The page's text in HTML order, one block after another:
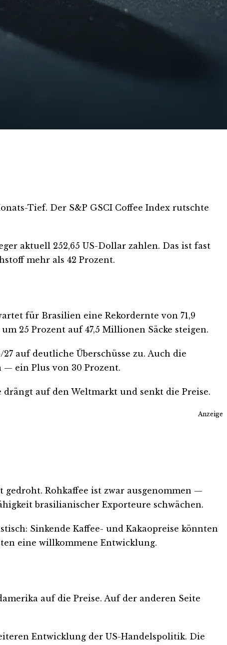
Tief. Der S&P GSCI Coffee Index rutschte
aktuell 252,65 US-Dollar zahlen. Das ist fast
mehr als 42 Prozent.
für Brasilien eine Rekordernte von 71,9
25 Prozent auf 47,5 Millionen Säcke steigen.
auf deutliche Überschüsse zu. Auch die
ein Plus von 30 Prozent.
auf den Weltmarkt und senkt die Preise.
Anzeige
gedroht. Rohkaffee ist zwar ausgenommen —
brasilianischer Exporteure schwächen.
Sinkende Kaffee- und Kakaopreise könnten
eine willkommene Entwicklung.
auf die Preise. Auf der anderen Seite
Entwicklung der US-Handelspolitik. Die